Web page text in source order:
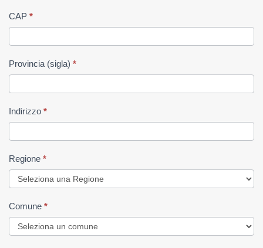
CAP *
Provincia (sigla) *
Indirizzo *
Regione *
Comune *